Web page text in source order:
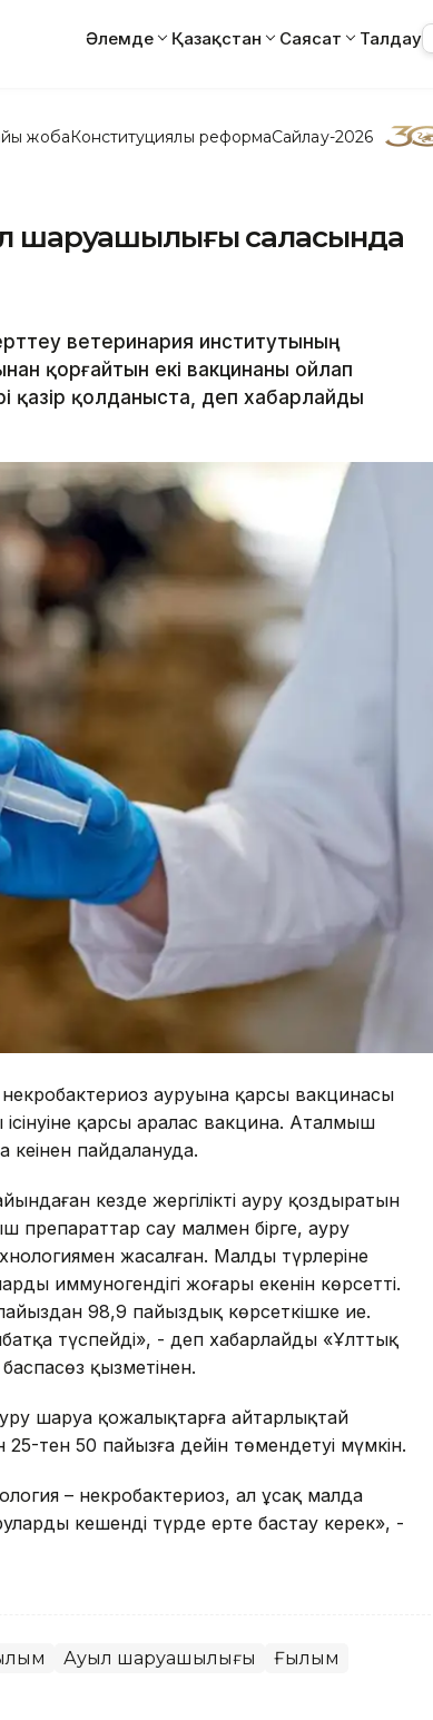
Әлемде Қазақстан Саясат Талдау
жобаКонституциялық реформаСайлау-2026
шаруашылығы саласында
ветеринария институтының
қорғайтын екі вакцинаны ойлап
қолданыста, деп хабарлайды
некробактериоз ауруына қарсы вакцинасы
ісінуіне қарсы аралас вакцина. Аталмыш
пайдалануда.
кезде жергілікті ауру қоздыратын
сау малмен бірге, ауру
жасалған. Малдың түрлеріне
иммуногендігі жоғары екенін көрсетті.
пайыздан 98,9 пайыздық көрсеткішке ие.
түспейді», - деп хабарлайды «Ұлттық
қызметінен.
шаруа қожалықтарға айтарлықтай
25-тен 50 пайызға дейін төмендетуі мүмкін.
– некробактериоз, ал ұсақ малда
кешенді түрде ерте бастау керек», -
Ауыл шаруашылығы Ғылым